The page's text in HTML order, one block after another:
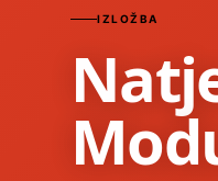
IZLOŽBA